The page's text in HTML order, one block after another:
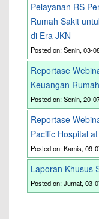
Pelayanan RS
Rumah Sakit
di Era JKN
Posted on: Senin, 03-
Reportase
Keuangan
Posted on: Senin, 20-
Reportase
Pacific Hospital
Posted on: Kamis, 09-
Laporan Khusus
Posted on: Jumat, 03-